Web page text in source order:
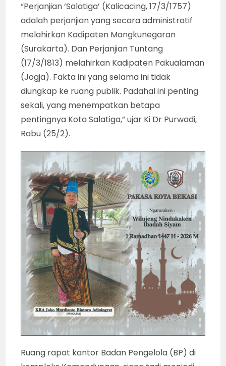
“Perjanjian ‘Salatiga’ (Kalicacing, 17/3/1757)
adalah perjanjian yang secara administratif
melahirkan Kadipaten Mangkunegaran
(Surakarta). Dan Perjanjian Tuntang
(17/3/1813) melahirkan Kadipaten Pakualaman
(Jogja). Fakta ini yang selama ini tidak
diungkap ke ruang publik. Padahal ini penting
sekali, yang menempatkan betapa
pentingnya Kota Salatiga,” ujar Ki Dr Purwadi,
Rabu (25/2).
Ruang rapat kantor Badan Pengelola (BP) di